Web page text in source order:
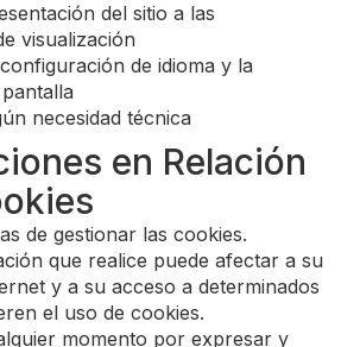
del sitio a las
visualización
de idioma y la
necesidad técnica
en Relación
de gestionar las cookies.
que realice puede afectar a su
y a su acceso a determinados
el uso de cookies.
momento por expresar y